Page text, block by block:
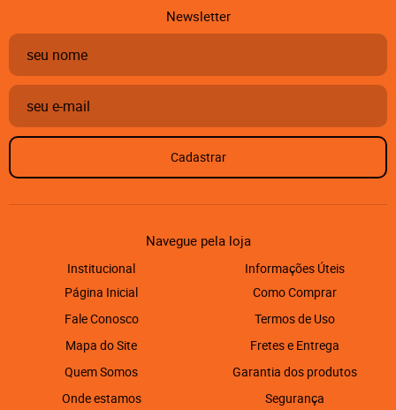
Newsletter
Cadastrar
Navegue pela loja
Institucional
Página Inicial
Fale Conosco
Mapa do Site
Quem Somos
Onde estamos
Informações Úteis
Como Comprar
Termos de Uso
Fretes e Entrega
Garantia dos produtos
Segurança